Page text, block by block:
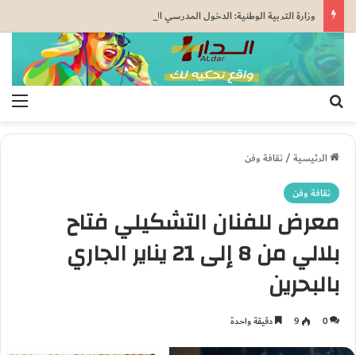
الرئيسية/ثقافة وفن
ثقافة وفن
معرض للفنان التشكيلي فتاح
بلالي من 8 إلى 21 يناير الجاري
بالبحرين
0
9 دقيقة واحدة